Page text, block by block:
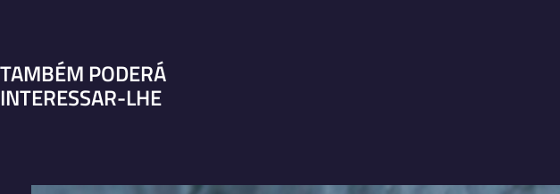
TAMBÉM PODERÁ
INTERESSAR-LHE